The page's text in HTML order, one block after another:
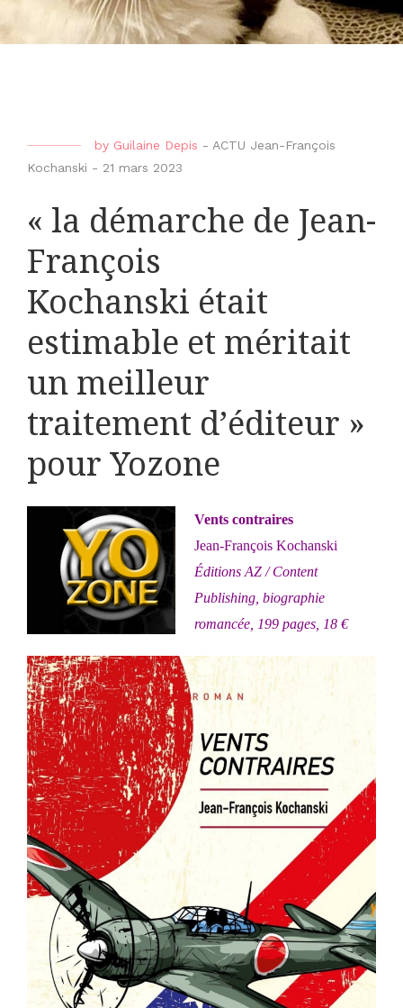
by Guilaine Depis - ACTU Jean-François
Kochanski - 21 mars 2023
« la démarche de Jean-
François
Kochanski était
estimable et méritait
un meilleur
traitement d’éditeur »
pour Yozone
Vents contraires
Jean-François Kochanski
Éditions AZ / Content
Publishing, biographie
romancée, 199 pages, 18 €